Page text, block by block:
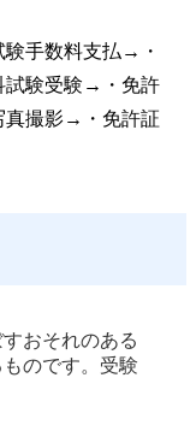
験手数料支払→・
試験受験→・免許
真撮影→・免許証
おそれのある
のです。受験